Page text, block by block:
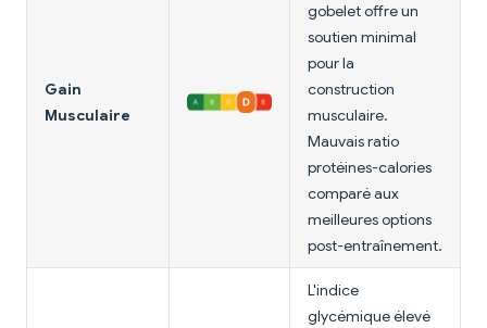
Gain
Musculaire
gobelet offre un
soutien minimal
pour la
construction
musculaire.
Mauvais ratio
protéines-calories
comparé aux
meilleures options
post-entraînement.
L'indice
glycémique élevé